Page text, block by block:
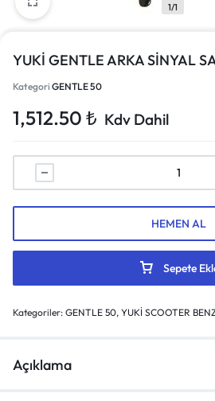
1/1
YUKİ GENTLE ARKA SİNYAL
Kategori GENTLE 50
1,512.50 ₺ Kdv Dahil
Sepete
HEMEN AL
Kategoriler: GENTLE 50, YUKİ SCOOTER
Açıklama